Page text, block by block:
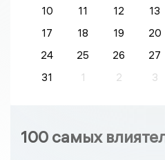
10
11 12 13
17
18 19 20
24
25 26 27
31
1 2 3
100 самых